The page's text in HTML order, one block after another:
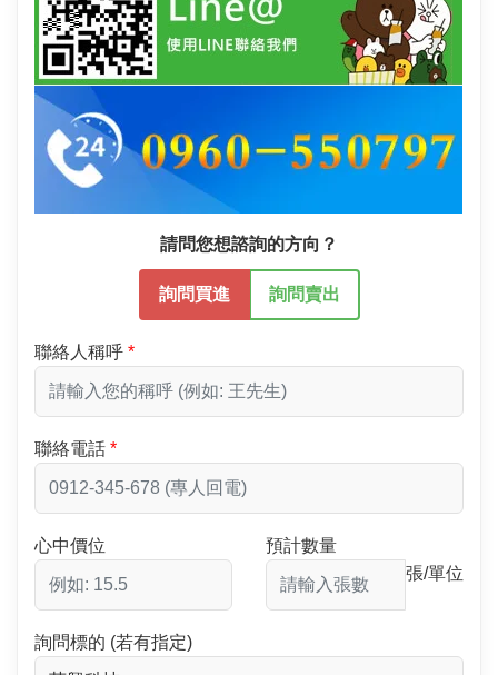
請問您想諮詢的方向？
詢問買進 詢問賣出
聯絡人稱呼
聯絡電話
心中價位
預計數量
張/單位
詢問標的 (若有指定)